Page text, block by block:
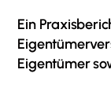
Ein
Eigentümer